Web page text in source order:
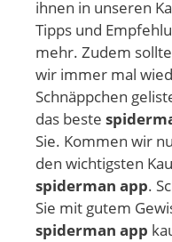
ihnen in unseren
Tipps und
mehr. Zudem
wir immer mal
Schnäppchen
das beste
Sie. Kommen wir
den wichtigsten
spiderman app.
Sie mit gutem
spiderman app